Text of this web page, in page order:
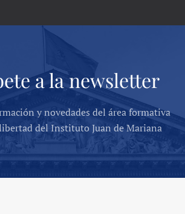
a la newsletter
y novedades del área formativa
del Instituto Juan de Mariana